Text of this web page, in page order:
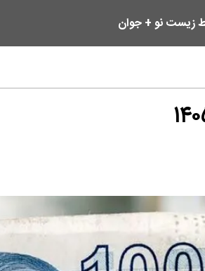
زیستنو + جوان